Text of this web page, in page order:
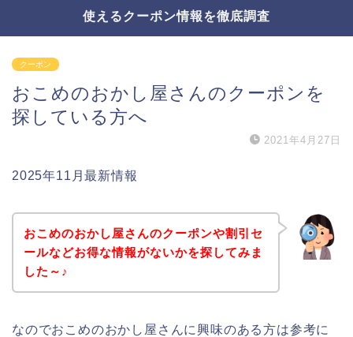
使えるクーポン情報を徹底調査
クーポン
おこめのおかし屋さんのクーポンを
探している方へ
2021年4月27日
2025年11月最新情報
おこめのおかし屋さんのクーポンや割引セ
ールなどお得な情報がないかを探してみま
した～♪
なのでおこめのおかし屋さんに興味のある方は参考に